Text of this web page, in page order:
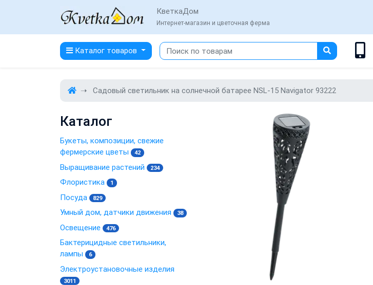
КветкаДом
Интернет-магазин и цветочная ферма
Каталог товаров
Садовый светильник на солнечной батарее NSL-15 Navigator 93222
Каталог
Букеты, композиции, свежие
фермерские цветы
42
Выращивание растений 234
Флористика 1
Посуда 829
Умный дом, датчики движения 38
Освещение 476
Бактерицидные светильники,
лампы
6
Электроустановочные изделия
3011